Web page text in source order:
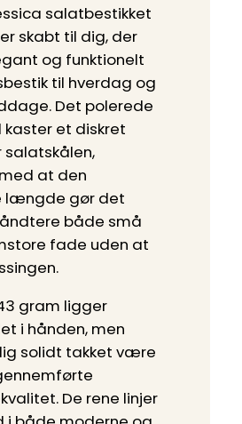
salatbestikket
skabt til dig, der
og funktionelt
til hverdag og
Det polerede
kaster et diskret
at den
længde gør det
både små
fade uden at
gram ligger
i hånden, men
solidt takket være
De rene linjer